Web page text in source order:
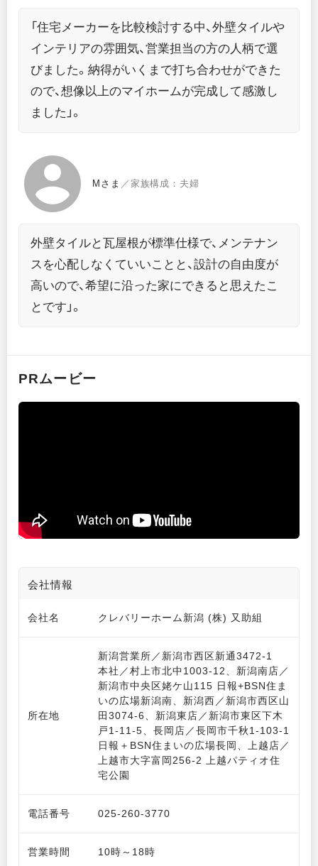
「住宅メーカーを比較検討する中、外壁タイルや
インテリアの雰囲気、営業担当の方の人柄で選
びました。納得がいくまで打ち合わせができた
ので、想像以上のマイホームが完成して感激し
ました」。
Mさま ／家族構成：夫婦
外壁タイルと瓦屋根が標準仕様で、メンテナン
スを心配しなくていいことと、設計の自由度が
高いので、希望に沿った家にできると思えたこ
とです」。
PRムービー
会社情報
会社名 クレバリーホーム新潟 (株) 又助組
所在地
新潟営業所／新潟市西区新通3472-1
本社／村上市北中1003-12、新潟南店／
新潟市中央区姥ケ山115 日報+BSN住ま
いの広場新潟南、新潟西／新潟市西区山
田3074-6、新潟東店／新潟市東区下木
戸1-11-5、長岡店／長岡市千秋1-103-1
日報＋BSN住まいの広場長岡、上越店／
上越市大字富岡256-2 上越パティオ住
宅公園
電話番号 025-260-3770
営業時間 10時～18時